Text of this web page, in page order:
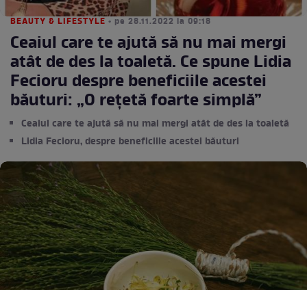
BEAUTY & LIFESTYLE • pe 28.11.2022 la 09:18
Ceaiul care te ajută să nu mai mergi
atât de des la toaletă. Ce spune Lidia
Fecioru despre beneficiile acestei
băuturi: „O rețetă foarte simplă”
Ceaiul care te ajută să nu mai mergi atât de des la toaletă
Lidia Fecioru, despre beneficiile acestei băuturi